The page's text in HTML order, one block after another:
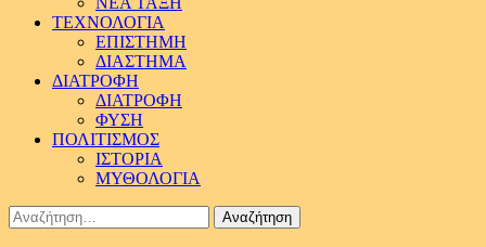
ΤΕΧΝΟΛΟΓΙΑ
ΕΠΙΣΤΗΜΗ
ΔΙΑΣΤΗΜΑ
ΔΙΑΤΡΟΦΗ
ΔΙΑΤΡΟΦΗ
ΦΥΣΗ
ΠΟΛΙΤΙΣΜΟΣ
ΙΣΤΟΡΙΑ
ΜΥΘΟΛΟΓΙΑ
Αναζήτηση
για: